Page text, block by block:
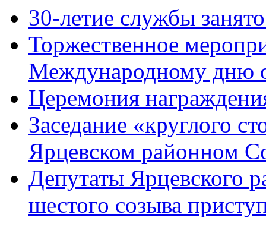
30-летие службы
Торжественное
Международному дню
Церемония
Заседание «круглого
Ярцевском районном
Депутаты Ярцевского
шестого созыва